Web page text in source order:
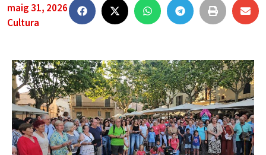
maig 31, 2026
Cultura